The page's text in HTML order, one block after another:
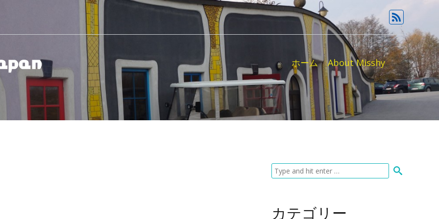
ホーム About Misshy
カテゴリー